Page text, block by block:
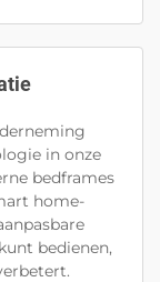
in onze
bedframes
home-
bedienen,